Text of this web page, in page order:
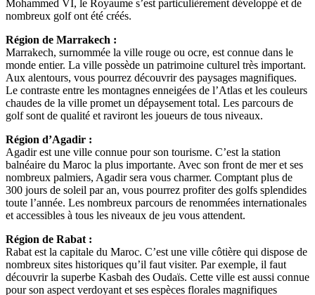
Mohammed VI, le Royaume s’est particulièrement développé et de
nombreux golf ont été créés.
Région de Marrakech :
Marrakech, surnommée la ville rouge ou ocre, est connue dans le
monde entier. La ville possède un patrimoine culturel très important.
Aux alentours, vous pourrez découvrir des paysages magnifiques.
Le contraste entre les montagnes enneigées de l’Atlas et les couleurs
chaudes de la ville promet un dépaysement total. Les parcours de
golf sont de qualité et raviront les joueurs de tous niveaux.
Région d’Agadir :
Agadir est une ville connue pour son tourisme. C’est la station
balnéaire du Maroc la plus importante. Avec son front de mer et ses
nombreux palmiers, Agadir sera vous charmer. Comptant plus de
300 jours de soleil par an, vous pourrez profiter des golfs splendides
toute l’année. Les nombreux parcours de renommées internationales
et accessibles à tous les niveaux de jeu vous attendent.
Région de Rabat :
Rabat est la capitale du Maroc. C’est une ville côtière qui dispose de
nombreux sites historiques qu’il faut visiter. Par exemple, il faut
découvrir la superbe Kasbah des Oudaïs. Cette ville est aussi connue
pour son aspect verdoyant et ses espèces florales magnifiques